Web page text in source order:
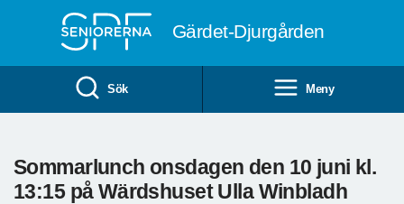
Gärdet-Djurgården
Sök Meny
Sommarlunch onsdagen den 10 juni kl.
13:15 på Wärdshuset Ulla Winbladh